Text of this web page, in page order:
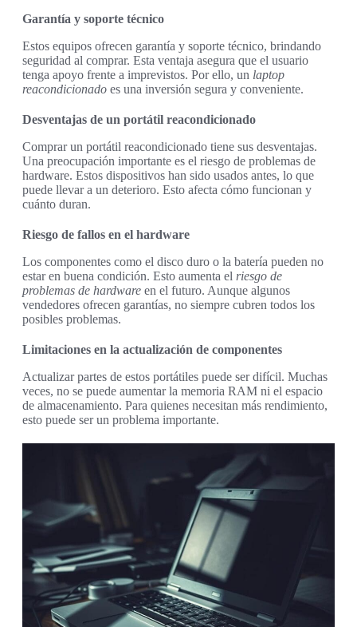
Garantía y soporte técnico
Estos equipos ofrecen garantía y soporte técnico, brindando
seguridad al comprar. Esta ventaja asegura que el usuario
tenga apoyo frente a imprevistos. Por ello, un laptop
reacondicionado es una inversión segura y conveniente.
Desventajas de un portátil reacondicionado
Comprar un portátil reacondicionado tiene sus desventajas.
Una preocupación importante es el riesgo de problemas de
hardware. Estos dispositivos han sido usados antes, lo que
puede llevar a un deterioro. Esto afecta cómo funcionan y
cuánto duran.
Riesgo de fallos en el hardware
Los componentes como el disco duro o la batería pueden no
estar en buena condición. Esto aumenta el riesgo de
problemas de hardware en el futuro. Aunque algunos
vendedores ofrecen garantías, no siempre cubren todos los
posibles problemas.
Limitaciones en la actualización de componentes
Actualizar partes de estos portátiles puede ser difícil. Muchas
veces, no se puede aumentar la memoria RAM ni el espacio
de almacenamiento. Para quienes necesitan más rendimiento,
esto puede ser un problema importante.